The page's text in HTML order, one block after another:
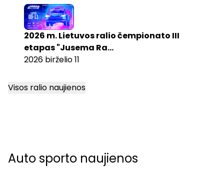
2026 m. Lietuvos ralio čempionato III
etapas "Jusema Ra...
2026 birželio 11
Visos ralio naujienos
Auto sporto naujienos